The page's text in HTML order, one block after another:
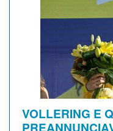
VOLLERING E